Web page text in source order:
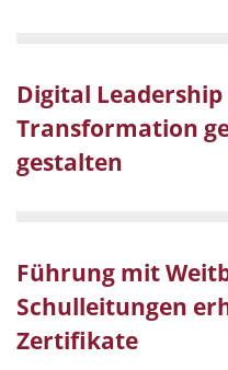
Digital
Transformation
gestalten
Führung mit
Schulleitungen
Zertifikate